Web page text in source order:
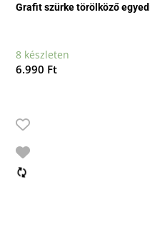
Grafit szürke törölköző
8 készleten
6.990 Ft